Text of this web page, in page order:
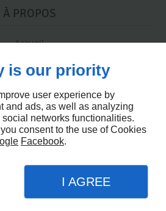
À PROPOS
Accueil
légales
NOUS
Agence Internet Demandez un devis
is our priority
user experience by
and ads, as well as analyzing
networks functionalities.
consent to the use of Cookies
Facebook.
I AGREE